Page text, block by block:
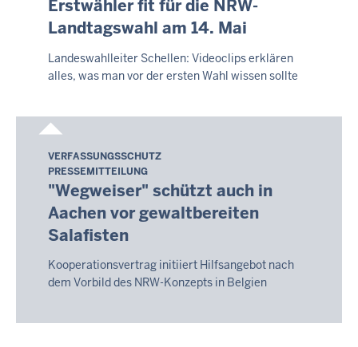
2026
-
14:06
Erstwähler fit für die NRW-
Landtagswahl am 14. Mai
Landeswahlleiter Schellen: Videoclips erklären
alles, was man vor der ersten Wahl wissen sollte
Samstag,
8.
August
2026
-
14:11
VERFASSUNGSSCHUTZ
PRESSEMITTEILUNG
"Wegweiser" schützt auch in
Aachen vor gewaltbereiten
Salafisten
Kooperationsvertrag initiiert Hilfsangebot nach
dem Vorbild des NRW-Konzepts in Belgien